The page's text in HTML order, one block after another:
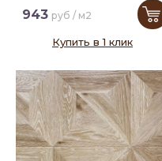
943 руб / м2
Купить в 1 клик